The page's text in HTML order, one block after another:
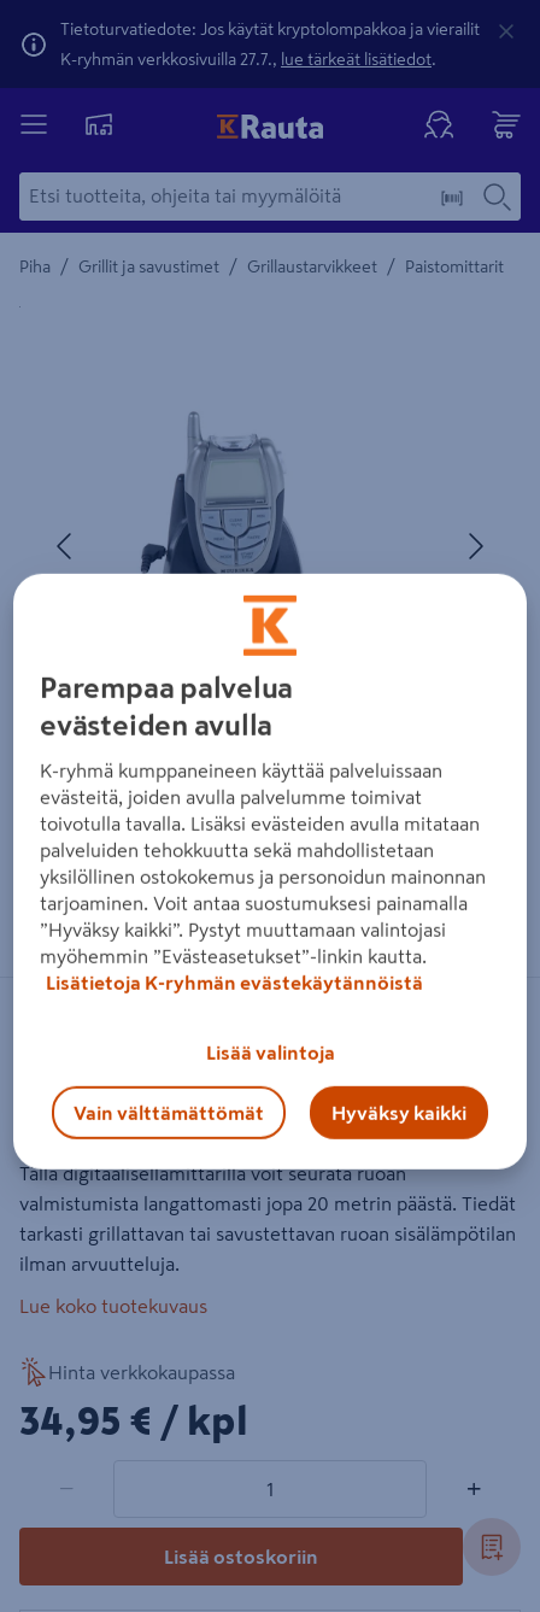
Tietoturvatiedote: Jos käytät kryptolompakkoa ja vierailit
K-ryhmän verkkosivuilla 27.7., lue tärkeät lisätiedot.
Piha / Grillit ja savustimet / Grillaustarvikkeet / Paistomittarit
Yksityiskohtainen kuvaus löytyy Tuotteen kuvaus -
Zoomaa kuvaa sormilla kosketusnäytöllä
Paistomittari Muurikka langaton
Tuotenumero:501096098 EAN-koodi 6412456807005
Tällä digitaalisellamittarilla voit seurata ruoan
valmistumista langattomasti jopa 20 metrin päästä. Tiedät
tarkasti grillattavan tai savustettavan ruoan sisälämpötilan
ilman arvuutteluja.
Lue koko tuotekuvaus
Hinta verkkokaupassa
34,95€/kpl
34,95 € / kpl
− +
Lisää ostoskoriin
Parempaa palvelua
evästeiden avulla
K-ryhmä kumppaneineen käyttää palveluissaan
evästeitä, joiden avulla palvelumme toimivat
toivotulla tavalla. Lisäksi evästeiden avulla mitataan
palveluiden tehokkuutta sekä mahdollistetaan
yksilöllinen ostokokemus ja personoidun mainonnan
tarjoaminen. Voit antaa suostumuksesi painamalla
”Hyväksy kaikki”. Pystyt muuttamaan valintojasi
myöhemmin ”Evästeasetukset”-linkin kautta.
Lisätietoja K-ryhmän evästekäytännöistä
Lisää valintoja
Vain välttämättömät Hyväksy kaikki